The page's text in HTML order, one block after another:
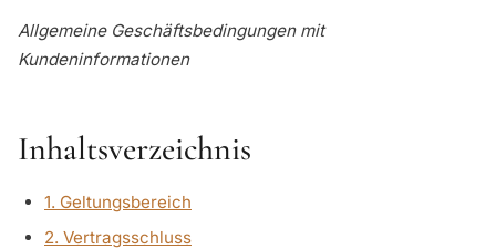
Allgemeine Geschäftsbedingungen mit
Kundeninformationen
Inhaltsverzeichnis
1. Geltungsbereich
2. Vertragsschluss